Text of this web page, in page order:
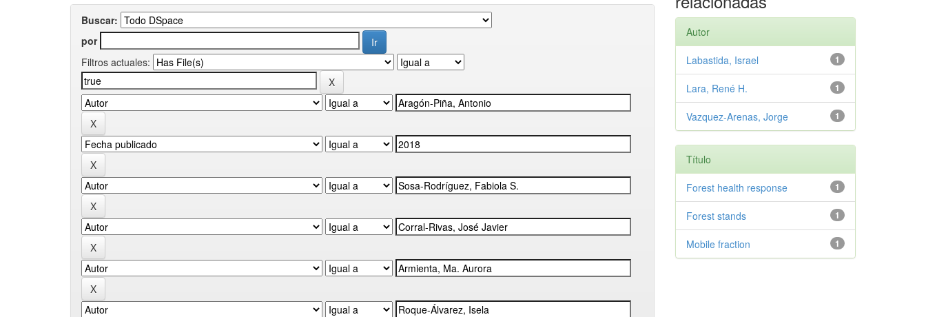
Buscar:
por
Filtros actuales:
Autor
1
Labastida, Israel
1
Lara, René H.
1
Vazquez-Arenas, Jorge
Título
1
Forest health response
1
Forest stands
1
Mobile fraction